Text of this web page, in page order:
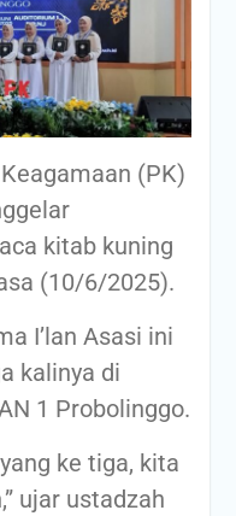
(PK)
kitab kuning
(10/6/2025).
I’lan Asasi ini
kalinya di
1 Probolinggo.
ke tiga, kita
ujar ustadzah